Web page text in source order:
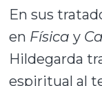
En sus
en Física y
Hildegarda
espiritual al